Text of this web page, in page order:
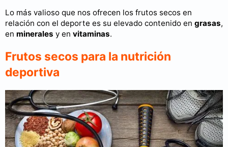
Lo más valioso que nos ofrecen los frutos secos en
relación con el deporte es su elevado contenido en grasas,
en minerales y en vitaminas.
Frutos secos para la nutrición
deportiva